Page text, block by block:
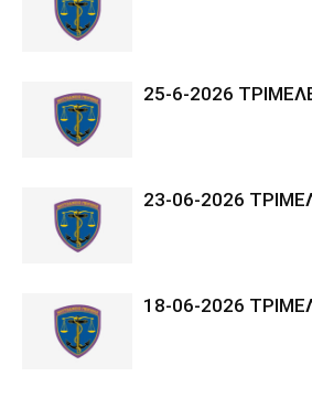
25-6-2026
23-06-2026
18-06-2026